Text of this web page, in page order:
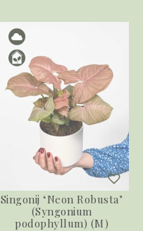
Singonij ‘Neon Robusta’
(Syngonium
podophyllum) (M)